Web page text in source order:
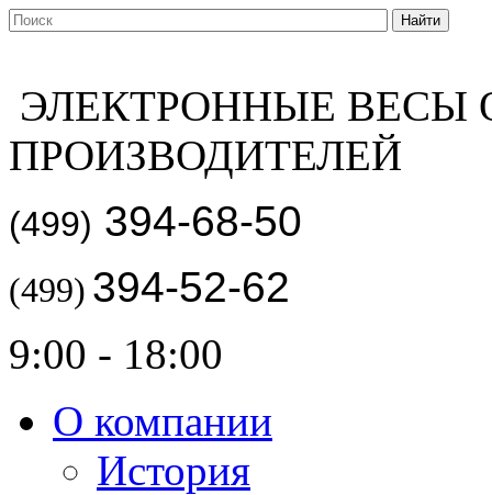
ЭЛЕКТРОННЫЕ ВЕСЫ
ПРОИЗВОДИТЕЛЕЙ
(499) 394-68-50
(499) 394-52-62
9:00 - 18:00
О компании
История